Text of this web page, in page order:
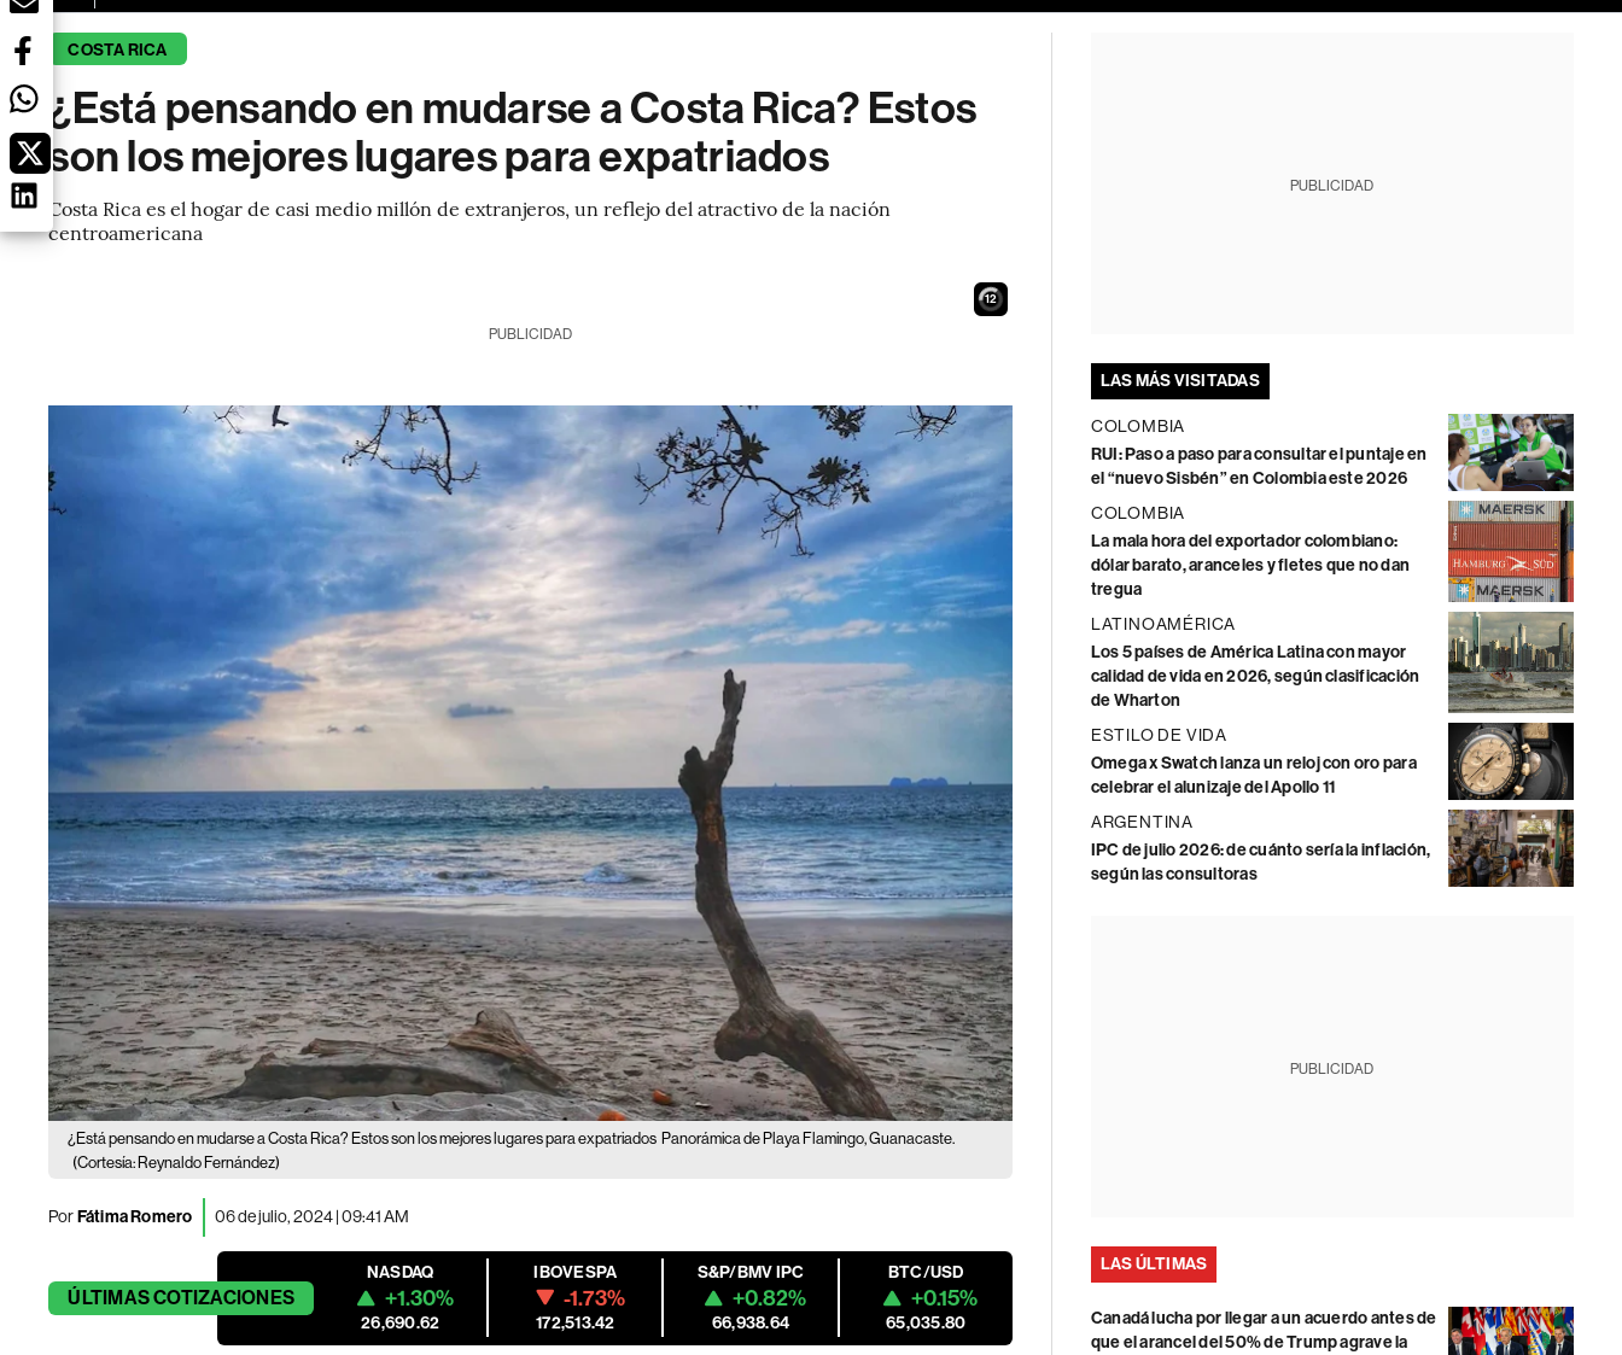
COSTA RICA
¿Está pensando en mudarse a Costa Rica? Estos
son los mejores lugares para expatriados
Costa Rica es el hogar de casi medio millón de extranjeros, un reflejo del atractivo de la nación
centroamericana
11
PUBLICIDAD
¿Está pensando en mudarse a Costa Rica? Estos son los mejores lugares para expatriados Panorámica de Playa Flamingo, Guanacaste.
(Cortesía: Reynaldo Fernández)
PorFátima Romero 06 de julio, 2024 | 09:41 AM
ÚLTIMASCOTIZACIONES
NASDAQ
+1.30%
26,690.62
IBOVESPA
-1.73%
172,513.42
S&P/BMV IPC
+0.82%
66,938.64
BTC/USD
+0.15%
65,035.80
PUBLICIDAD
LAS MÁS VISITADAS
COLOMBIA
RUI: Paso a paso para consultar el puntaje en
el “nuevo Sisbén” en Colombia este 2026
COLOMBIA
La mala hora del exportador colombiano:
dólar barato, aranceles y fletes que no dan
tregua
LATINOAMÉRICA
Los 5 países de América Latina con mayor
calidad de vida en 2026, según clasificación
de Wharton
ESTILO DE VIDA
Omega x Swatch lanza un reloj con oro para
celebrar el alunizaje del Apollo 11
ARGENTINA
IPC de julio 2026: de cuánto sería la inflación,
según las consultoras
PUBLICIDAD
LAS ÚLTIMAS
Canadá lucha por llegar a un acuerdo antes de
que el arancel del 50% de Trump agrave la